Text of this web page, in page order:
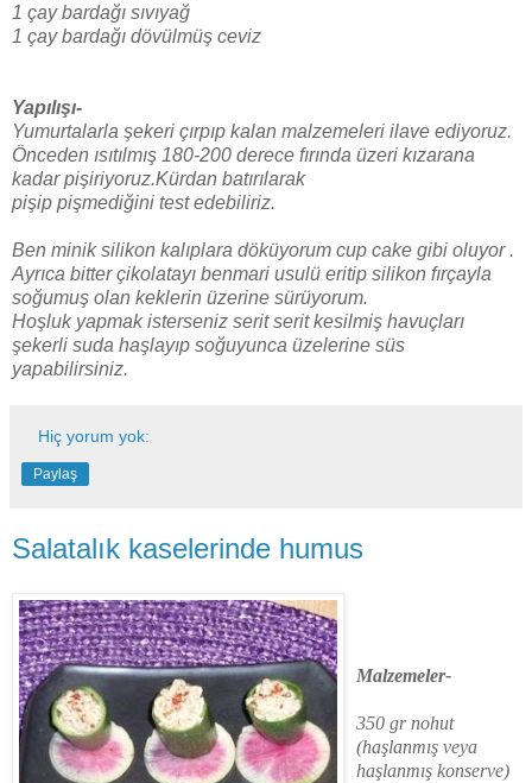
1 çay bardağı sıvıyağ
1 çay bardağı dövülmüş ceviz
Yapılışı-
Yumurtalarla şekeri çırpıp kalan malzemeleri ilave ediyoruz.
Önceden ısıtılmış 180-200 derece fırında üzeri kızarana
kadar pişiriyoruz.Kürdan batırılarak
pişip pişmediğini test edebiliriz.
Ben minik silikon kalıplara döküyorum cup cake gibi oluyor .
Ayrıca bitter çikolatayı benmari usulü eritip silikon fırçayla
soğumuş olan keklerin üzerine sürüyorum.
Hoşluk yapmak isterseniz serit serit kesilmiş havuçları
şekerli suda haşlayıp soğuyunca üzelerine süs
yapabilirsiniz.
Hiç yorum yok:
Paylaş
Salatalık kaselerinde humus
Malzemeler-
350 gr nohut
(haşlanmış veya
haşlanmış konserve)